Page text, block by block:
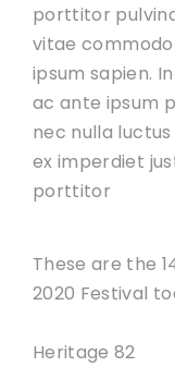
porttitor
vitae
ipsum sapien.
ac ante ipsum
nec nulla
ex imperdiet
porttitor
These are the
2020 Festival
Heritage 82